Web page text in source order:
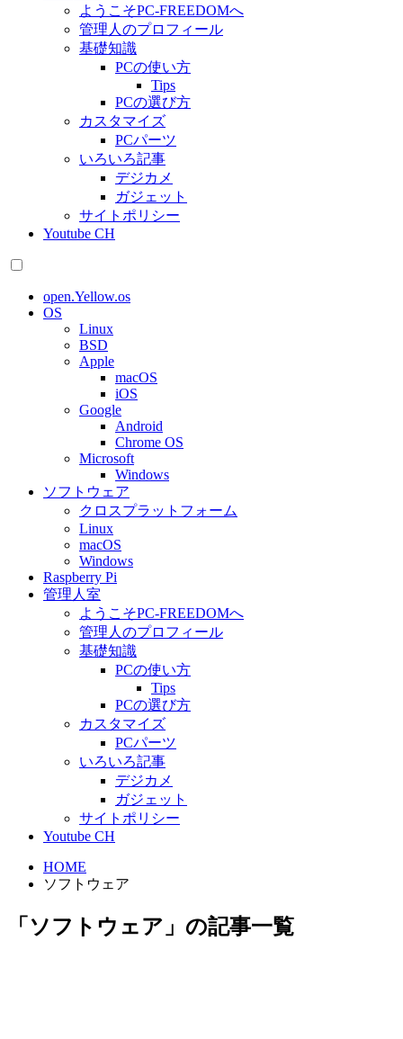
ようこそPC-FREEDOMへ
管理人のプロフィール
基礎知識
PCの使い方
Tips
PCの選び方
カスタマイズ
PCパーツ
いろいろ記事
デジカメ
ガジェット
サイトポリシー
Youtube CH
open.Yellow.os
OS
Linux
BSD
Apple
macOS
iOS
Google
Android
Chrome OS
Microsoft
Windows
ソフトウェア
クロスプラットフォーム
Linux
macOS
Windows
Raspberry Pi
管理人室
ようこそPC-FREEDOMへ
管理人のプロフィール
基礎知識
PCの使い方
Tips
PCの選び方
カスタマイズ
PCパーツ
いろいろ記事
デジカメ
ガジェット
サイトポリシー
Youtube CH
HOME
ソフトウェア
「ソフトウェア」の記事一覧